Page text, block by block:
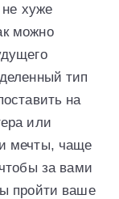
не хуже
можно
тип
на
или
мечты, чаще
за вами
пройти ваше